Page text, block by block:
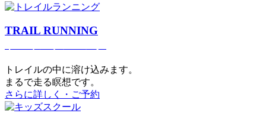
TRAIL RUNNING
トレイルの中に溶け込みます。
まるで⾛る瞑想です。
さらに詳しく・ご予約